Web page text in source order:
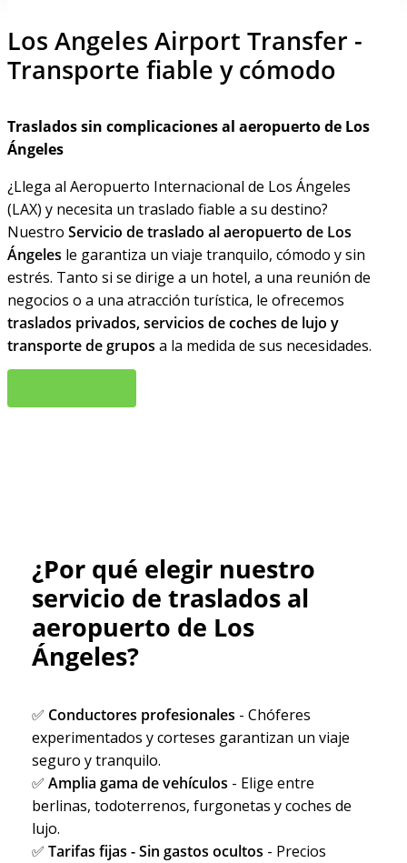
Los Angeles Airport Transfer -
Transporte fiable y cómodo
Traslados sin complicaciones al aeropuerto de Los
Ángeles
¿Llega al Aeropuerto Internacional de Los Ángeles
(LAX) y necesita un traslado fiable a su destino?
Nuestro Servicio de traslado al aeropuerto de Los
Ángeles le garantiza un viaje tranquilo, cómodo y sin
estrés. Tanto si se dirige a un hotel, a una reunión de
negocios o a una atracción turística, le ofrecemos
traslados privados, servicios de coches de lujo y
transporte de grupos a la medida de sus necesidades.
¿Por qué elegir nuestro
servicio de traslados al
aeropuerto de Los
Ángeles?
✅ Conductores profesionales - Chóferes
experimentados y corteses garantizan un viaje
seguro y tranquilo.
✅ Amplia gama de vehículos - Elige entre
berlinas, todoterrenos, furgonetas y coches de
lujo.
✅ Tarifas fijas - Sin gastos ocultos - Precios